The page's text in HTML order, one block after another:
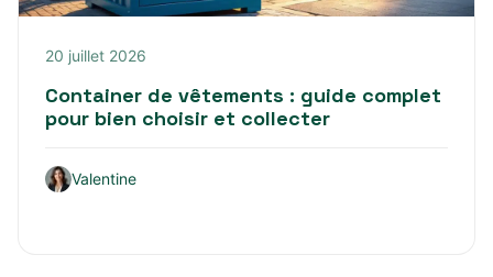
20 juillet 2026
Container de vêtements : guide complet
pour bien choisir et collecter
Valentine